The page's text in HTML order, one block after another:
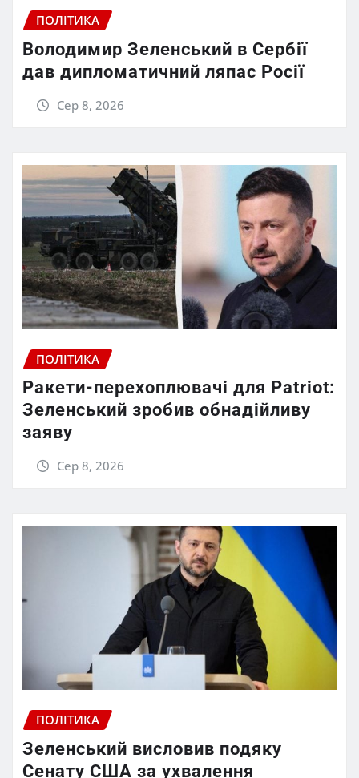
ПОЛІТИКА
Володимир Зеленський в Сербії
дав дипломатичний ляпас Росії
Сер 8, 2026
ПОЛІТИКА
Ракети-перехоплювачі для Patriot:
Зеленський зробив обнадійливу
заяву
Сер 8, 2026
ПОЛІТИКА
Зеленський висловив подяку
Сенату США за ухвалення